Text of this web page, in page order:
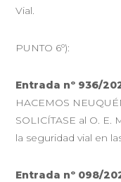
Vial.
PUNTO 6º):
Entrada nº 936/
HACEMOS
SOLICÍTASE al O.
la seguridad vial en
Entrada nº 098/